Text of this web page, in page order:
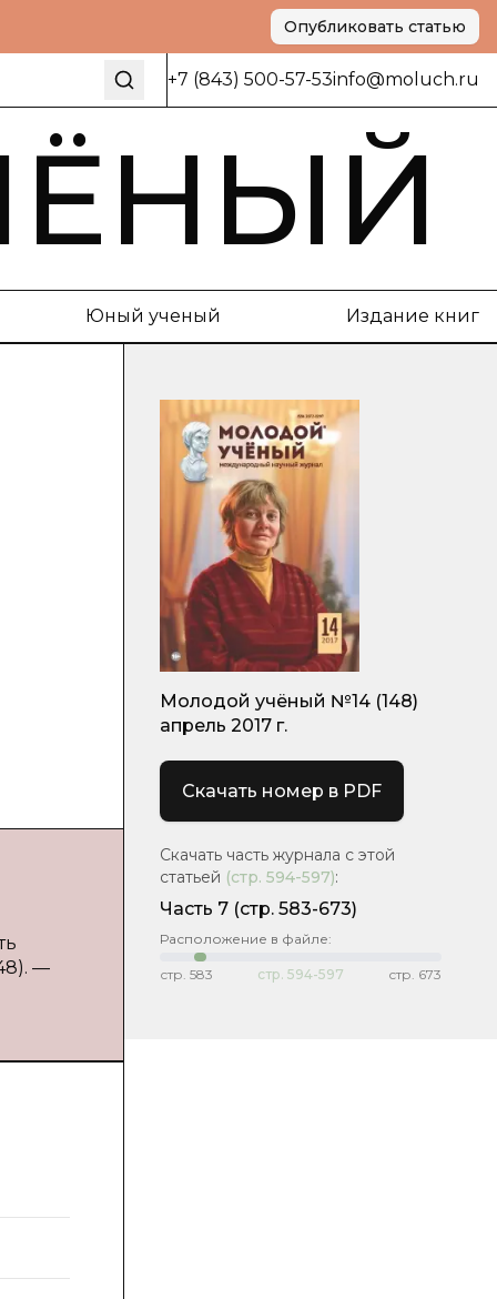
Опубликовать статью
+7 (843) 500-57-53info@moluch.ru
Юный ученый Издание книг
—
Молодой учёный №14 (148)
апрель 2017 г.
Скачать номер в PDF
Скачать часть журнала с этой
статьей (стр. 594-597):
Часть 7 (cтр. 583-673)
Расположение в файле:
стр. 583 стр. 594-597 стр. 673